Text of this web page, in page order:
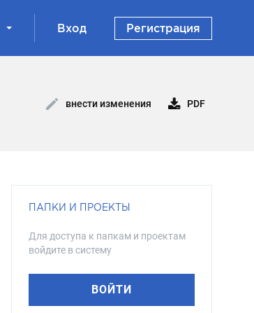
Вход Регистрация
внести изменения PDF
ПАПКИ И ПРОЕКТЫ
Для доступа к папкам и проектам
войдите в систему
ВОЙТИ